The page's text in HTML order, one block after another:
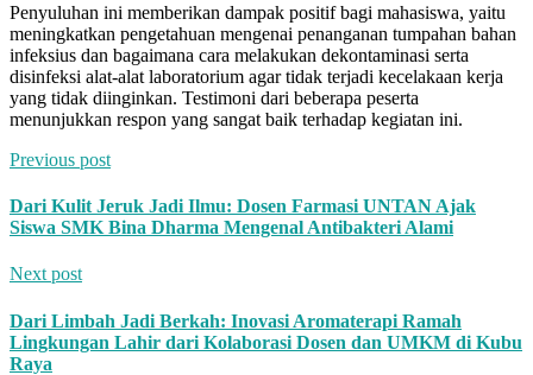
Penyuluhan ini memberikan dampak positif bagi mahasiswa, yaitu
meningkatkan pengetahuan mengenai penanganan tumpahan bahan
infeksius dan bagaimana cara melakukan dekontaminasi serta
disinfeksi alat-alat laboratorium agar tidak terjadi kecelakaan kerja
yang tidak diinginkan. Testimoni dari beberapa peserta
menunjukkan respon yang sangat baik terhadap kegiatan ini.
Previous post
Dari Kulit Jeruk Jadi Ilmu: Dosen Farmasi UNTAN Ajak
Siswa SMK Bina Dharma Mengenal Antibakteri Alami
Next post
Dari Limbah Jadi Berkah: Inovasi Aromaterapi Ramah
Lingkungan Lahir dari Kolaborasi Dosen dan UMKM di Kubu
Raya